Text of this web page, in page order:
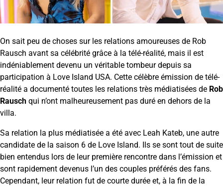
On sait peu de choses sur les relations amoureuses de Rob
Rausch avant sa célébrité grâce à la télé-réalité, mais il est
indéniablement devenu un véritable tombeur depuis sa
participation à Love Island USA. Cette célèbre émission de télé-
réalité a documenté toutes les relations très médiatisées de Rob
Rausch qui n’ont malheureusement pas duré en dehors de la
villa.
Sa relation la plus médiatisée a été avec Leah Kateb, une autre
candidate de la saison 6 de Love Island. Ils se sont tout de suite
bien entendus lors de leur première rencontre dans l’émission et
sont rapidement devenus l’un des couples préférés des fans.
Cependant, leur relation fut de courte durée et, à la fin de la